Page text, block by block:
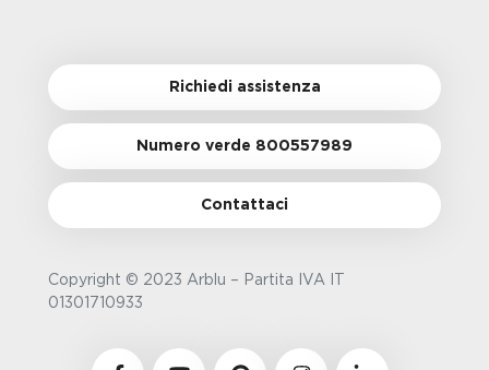
Richiedi assistenza
Numero verde 800557989
Contattaci
Copyright © 2023 Arblu – Partita IVA IT
01301710933